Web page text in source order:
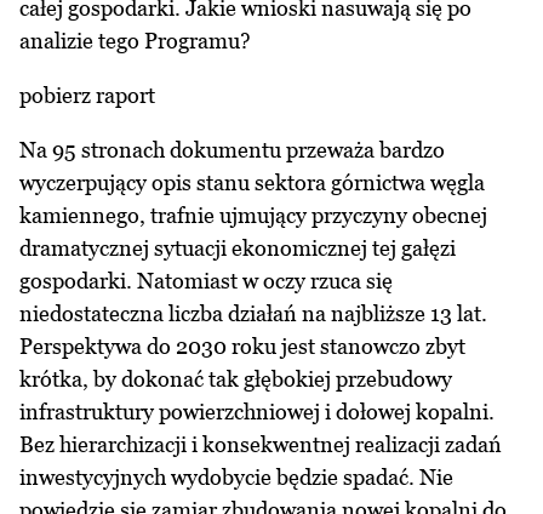
całej gospodarki. Jakie wnioski nasuwają się po
analizie tego Programu?
pobierz raport
Na 95 stronach dokumentu przeważa bardzo
wyczerpujący opis stanu sektora górnictwa węgla
kamiennego, trafnie ujmujący przyczyny obecnej
dramatycznej sytuacji ekonomicznej tej gałęzi
gospodarki. Natomiast w oczy rzuca się
niedostateczna liczba działań na najbliższe 13 lat.
Perspektywa do 2030 roku jest stanowczo zbyt
krótka, by dokonać tak głębokiej przebudowy
infrastruktury powierzchniowej i dołowej kopalni.
Bez hierarchizacji i konsekwentnej realizacji zadań
inwestycyjnych wydobycie będzie spadać. Nie